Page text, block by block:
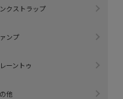
クストラップ
ンプ
ーントゥ
他